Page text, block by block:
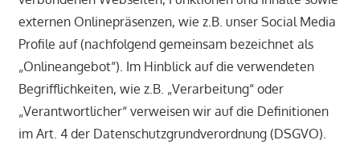
zu
umfangreichen
Wartungsdienstleistungen
und
Hygieneinspektionen
externen Onlinepräsenzen, wie z.B. unser Social Media
Profile auf (nachfolgend gemeinsam bezeichnet als
„Onlineangebot“). Im Hinblick auf die verwendeten
Begrifflichkeiten, wie z.B. „Verarbeitung“ oder
„Verantwortlicher“ verweisen wir auf die Definitionen
im Art. 4 der Datenschutzgrundverordnung (DSGVO).